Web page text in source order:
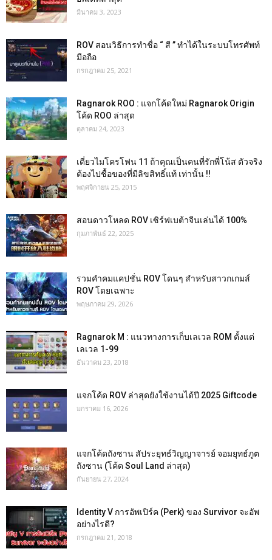
มีนาคม 3, 2023
ROV สอนวิธีการทำชื่อ “ สี ” ทำได้ในระบบโทรศัพท์
มือถือ
กรกฎาคม 25, 2021
Ragnarok ROO : แจกโค้ดใหม่ Ragnarok Origin
โค้ด ROO ล่าสุด
ตุลาคม 24, 2023
เดี่ยวไมโครโฟน 11 ถ้าคุณเป็นคนที่รักพี่โน้ส ตัวจริง
ต้องไปชื้อของที่มีลิขสิทธิ์แท้ เท่านั้น !!
พฤศจิกายน 25, 2015
สอนดาวโหลด ROV เซิร์ฟเบต้าจีนเล่นได้ 100%
กุมภาพันธ์ 22, 2025
รวมคำคมแคปชั่น ROV โดนๆ สำหรับสาวกเกมส์
ROV โดยเฉพาะ
พฤษภาคม 29, 2026
Ragnarok M : แนวทางการเก็บเลเวล ROM ตั้งแต่
เลเวล 1-99
ธันวาคม 23, 2018
แจกโค้ด ROV ล่าสุดยังใช้งานได้ปี 2025 Giftcode
มกราคม 16, 2026
แจกโค้ดถังซาน สัประยุทธ์วิญญาจารย์ จอมยุทธ์ภูต
ถังซาน (โค้ด Soul Land ล่าสุด)
กันยายน 27, 2024
Identity V การอัพเปิร์ค (Perk) ของ Survivor จะอัพ
อย่างไรดี?
กรกฎาคม 21, 2018